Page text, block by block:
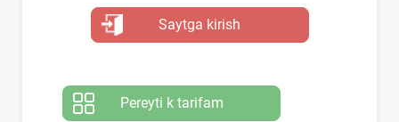
Saytga kirish
Pereyti k tarifam